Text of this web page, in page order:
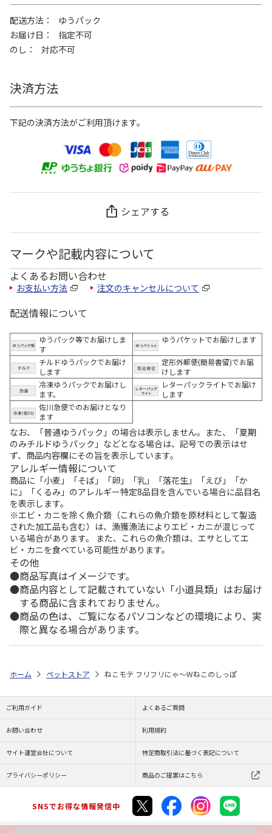
配送方法
ゆうパック
お届け日
指定不可
のし
対応不可
決済方法
下記の決済方法がご利用頂けます。
シェアする
マークや記載内容について
よくあるお問い合わせ
お支払い方法 注文のキャンセルについて
配送情報について
ゆうパック等でお届けしま
す
ゆうパケットでお届けします
チルドゆうパックでお届け
します
定形外郵便(簡易書留)でお届
けします
冷凍ゆうパックでお届けし
ます。
レターパックライトでお届け
します
佐川急便でのお届けとなり
ます
なお、「普通ゆうパック」の場合は表示しません。また、「夏期
のみチルドゆうパック」などとなる場合は、記号での表示はせ
ず、商品内容欄にその旨を表示しています。
アレルギー情報について
商品に「小麦」「そば」「卵」「乳」「落花生」「えび」「か
に」「くるみ」のアレルギー特定8品目を含んでいる場合に品目名
を表示します。
※エビ・カニを除く魚介類（これらの魚介類を原材料として製造
された加工品も含む）は、漁獲漁法によりエビ・カニが混じって
いる場合があります。 また、これらの魚介類は、エサとしてエ
ビ・カニを食べている可能性があります。
その他
商品写真はイメージです。
商品内容として記載されていない「小道具類」はお届け
する商品に含まれておりません。
商品の色は、ご覧になるパソコンなどの環境により、実
際と異なる場合があります。
ホーム ペットストア ねこモテ フリフリにゃ～Wねこのしっぽ
ご利用ガイド よくあるご質問
お問い合わせ 利用規約
サイト運営会社について 特定商取引法に基づく表記について
プライバシーポリシー 商品のご提案はこちら
SNSでお得な情報発信中